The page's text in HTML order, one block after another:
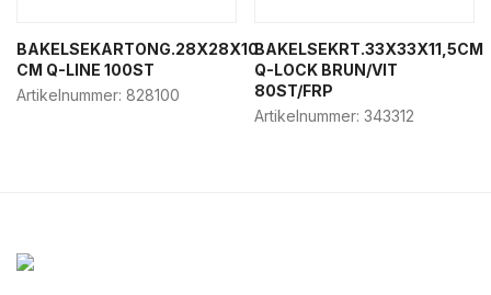
BAKELSEKARTONG.28X28X10
CM Q-LINE 100ST
Artikelnummer: 828100
BAKELSEKRT.33X33X11,5CM
Q-LOCK BRUN/VIT
80ST/FRP
Artikelnummer: 343312